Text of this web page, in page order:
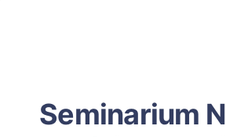
Seminarium